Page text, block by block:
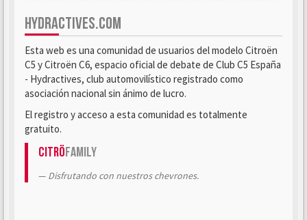
HYDRACTIVES.COM
Esta web es una comunidad de usuarios del modelo Citroën
C5 y Citroën C6, espacio oficial de debate de Club C5 España
- Hydractives, club automovilístico registrado como
asociación nacional sin ánimo de lucro.
El registro y acceso a esta comunidad es totalmente
gratuito.
CitröFamily
Disfrutando con nuestros chevrones.